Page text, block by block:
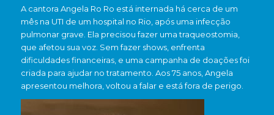
A cantora Angela Ro Ro está internada há cerca de um
mês na UTI de um hospital no Rio, após uma infecção
pulmonar grave. Ela precisou fazer uma traqueostomia,
que afetou sua voz. Sem fazer shows, enfrenta
dificuldades financeiras, e uma campanha de doações foi
criada para ajudar no tratamento. Aos 75 anos, Angela
apresentou melhora, voltou a falar e está fora de perigo.